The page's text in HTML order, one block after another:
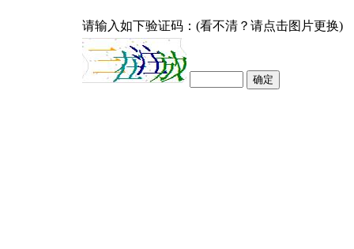
请输入如下验证码：(看不清？请点击图片更换)